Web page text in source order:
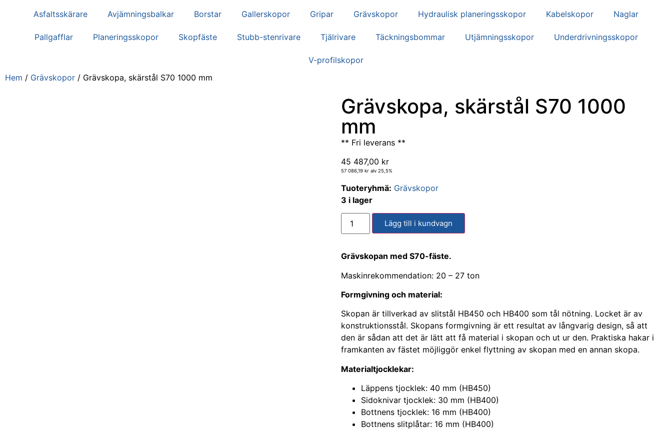
Asfaltsskärare Avjämningsbalkar Borstar Gallerskopor Gripar Grävskopor Hydraulisk planeringsskopor Kabelskopor Naglar
Pallgafflar Planeringsskopor Skopfäste Stubb-stenrivare Tjälrivare Täckningsbommar Utjämningsskopor Underdrivningsskopor
V-profilskopor
Hem / Grävskopor / Grävskopa, skärstål S70 1000 mm
Grävskopa, skärstål S70 1000
mm
** Fri leverans **
45 487,00 kr
57 086,19 kr alv 25,5%
Tuoteryhmä: Grävskopor
3 i lager
Lägg till i kundvagn
Grävskopan med S70-fäste.
Maskinrekommendation: 20 – 27 ton
Formgivning och material:
Skopan är tillverkad av slitstål HB450 och HB400 som tål nötning. Locket är av
konstruktionsstål. Skopans formgivning är ett resultat av långvarig design, så att
den är sådan att det är lätt att få material i skopan och ut ur den. Praktiska hakar i
framkanten av fästet möjliggör enkel flyttning av skopan med en annan skopa.
Materialtjocklekar:
Läppens tjocklek: 40 mm (HB450)
Sidoknivar tjocklek: 30 mm (HB400)
Bottnens tjocklek: 16 mm (HB400)
Bottnens slitplåtar: 16 mm (HB400)